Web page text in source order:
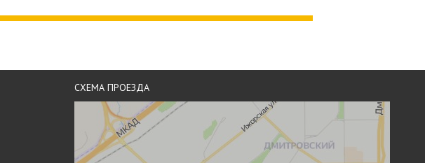
СХЕМА ПРОЕЗДА